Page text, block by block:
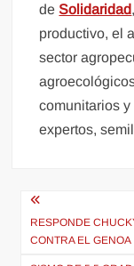
de Solidaridad
productivo, el
sector
comunitarios y
expertos,
Navegación
de
RESPONDE
CONTRA EL GENOA